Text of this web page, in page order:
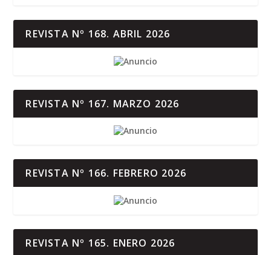
REVISTA Nº 168. ABRIL 2026
REVISTA Nº 167. MARZO 2026
REVISTA Nº 166. FEBRERO 2026
REVISTA Nº 165. ENERO 2026